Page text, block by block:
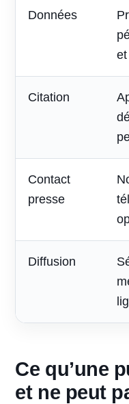
Données
Citation
Contact
presse
Diffusion
Ce qu’une
et ne peut